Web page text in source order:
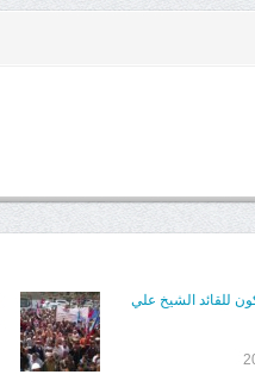
للقائد الشيخ علي